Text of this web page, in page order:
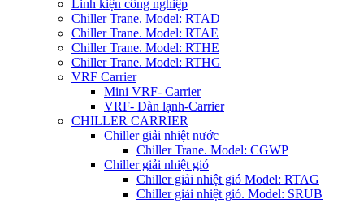
Linh kiện công nghiệp
Chiller Trane. Model: RTAD
Chiller Trane. Model: RTAE
Chiller Trane. Model: RTHE
Chiller Trane. Model: RTHG
VRF Carrier
Mini VRF- Carrier
VRF- Dàn lạnh-Carrier
CHILLER CARRIER
Chiller giải nhiệt nước
Chiller Trane. Model: CGWP
Chiller giải nhiệt gió
Chiller giải nhiệt gió Model: RTAG
Chiller giải nhiệt gió. Model: SRUB